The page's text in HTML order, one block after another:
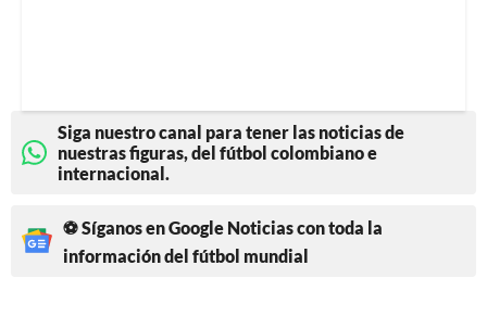
Siga nuestro canal para tener las noticias de
nuestras figuras, del fútbol colombiano e
internacional.
⚽ Síganos en Google Noticias con toda la
información del fútbol mundial